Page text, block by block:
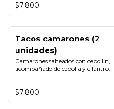
$7.800
Tacos camarones (2
unidades)
Camarones salteados con cebollin,
acompañado de cebolla y cilantro.
$7.800